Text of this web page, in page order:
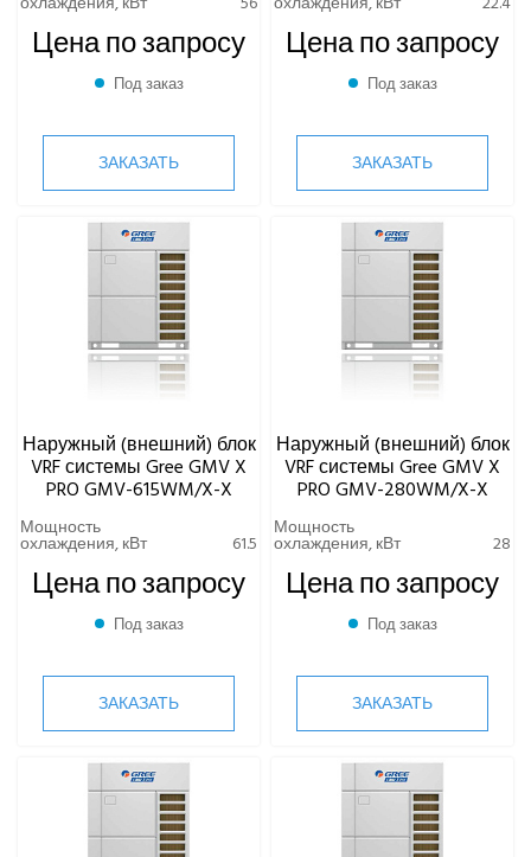
Наружные блоки GMV X
Наружные блоки GMV X PRO
Наружные блоки GMV5 Mini
Наружные блоки GMV6 HR
Настенные внутренние блоки VRF-систем
Распределительные блоки и гидромодули VRF-системы
ЧИЛЛЕРЫ
ПРЕЦИЗИОННЫЕ КОНДИЦИОНЕРЫ
ПРИТОЧНО-ВЫТЯЖНЫЕ УСТАНОВКИ
ПРИТОЧНЫЕ ОЧИСТИТЕЛИ ВОЗДУХА, БРИЗЕРЫ
КОМПРЕССОРНО-КОНДЕНСАТОРНЫЕ БЛОКИ
Цена по запросу
Под заказ
ЗАКАЗАТЬ
Цена по запросу
Под заказ
ЗАКАЗАТЬ
Наружный (внешний) блок
VRF системы Gree GMV X
PRO GMV-615WM/X-X
Мощность
охлаждения, кВт 61.5
Цена по запросу
Под заказ
ЗАКАЗАТЬ
Наружный (внешний) блок
VRF системы Gree GMV X
PRO GMV-280WM/X-X
Мощность
охлаждения, кВт 28
Цена по запросу
Под заказ
ЗАКАЗАТЬ